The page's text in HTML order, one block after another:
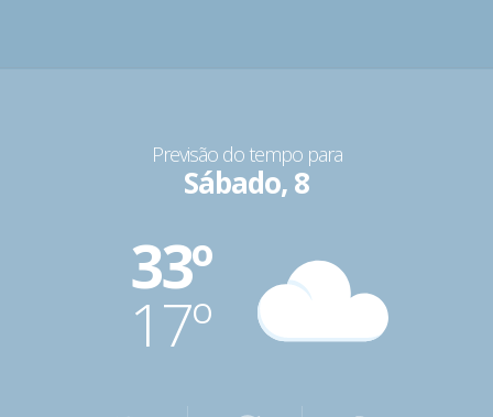
Previsão do tempo para
Sábado, 8
33º
17º